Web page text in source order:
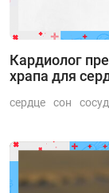
Кардиолог
храпа для
сердце сон